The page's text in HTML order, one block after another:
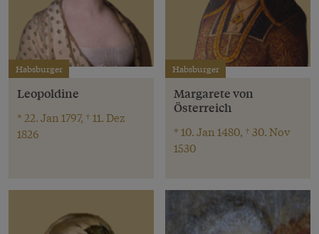
Habsburger
Leopoldine
* 22. Jan 1797, † 11. Dez
1826
Habsburger
Margarete von
Österreich
* 10. Jan 1480, † 30. Nov
1530